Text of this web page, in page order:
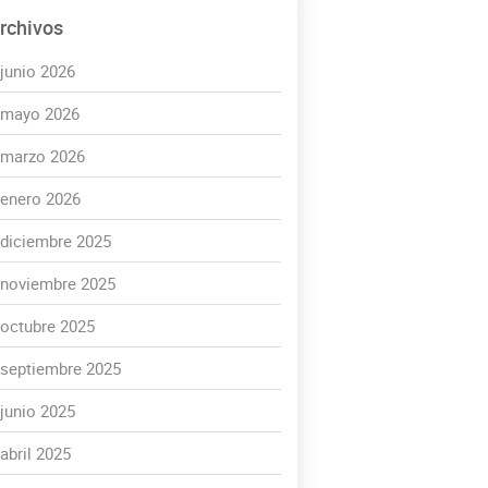
junio 2026
mayo 2026
marzo 2026
enero 2026
diciembre 2025
noviembre 2025
octubre 2025
septiembre 2025
junio 2025
abril 2025